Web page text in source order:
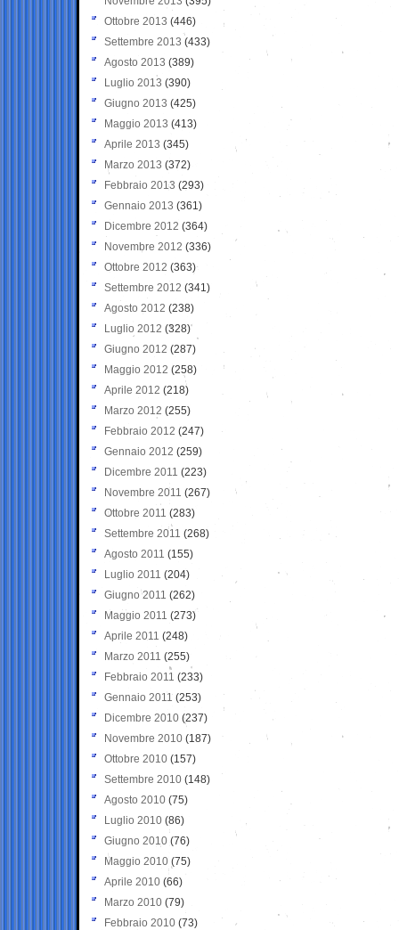
Ottobre 2013 (446)
Settembre 2013 (433)
Agosto 2013 (389)
Luglio 2013 (390)
Giugno 2013 (425)
Maggio 2013 (413)
Aprile 2013 (345)
Marzo 2013 (372)
Febbraio 2013 (293)
Gennaio 2013 (361)
Dicembre 2012 (364)
Novembre 2012 (336)
Ottobre 2012 (363)
Settembre 2012 (341)
Agosto 2012 (238)
Luglio 2012 (328)
Giugno 2012 (287)
Maggio 2012 (258)
Aprile 2012 (218)
Marzo 2012 (255)
Febbraio 2012 (247)
Gennaio 2012 (259)
Dicembre 2011 (223)
Novembre 2011 (267)
Ottobre 2011 (283)
Settembre 2011 (268)
Agosto 2011 (155)
Luglio 2011 (204)
Giugno 2011 (262)
Maggio 2011 (273)
Aprile 2011 (248)
Marzo 2011 (255)
Febbraio 2011 (233)
Gennaio 2011 (253)
Dicembre 2010 (237)
Novembre 2010 (187)
Ottobre 2010 (157)
Settembre 2010 (148)
Agosto 2010 (75)
Luglio 2010 (86)
Giugno 2010 (76)
Maggio 2010 (75)
Aprile 2010 (66)
Marzo 2010 (79)
Febbraio 2010 (73)